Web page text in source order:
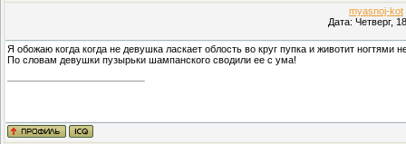
myasnoj-kot
Дата: Четверг,
Я обожаю когда когда не девушка ласкает облость во круг пупка и животит
По словам девушки пузырьки шампанского сводили ее с ума!